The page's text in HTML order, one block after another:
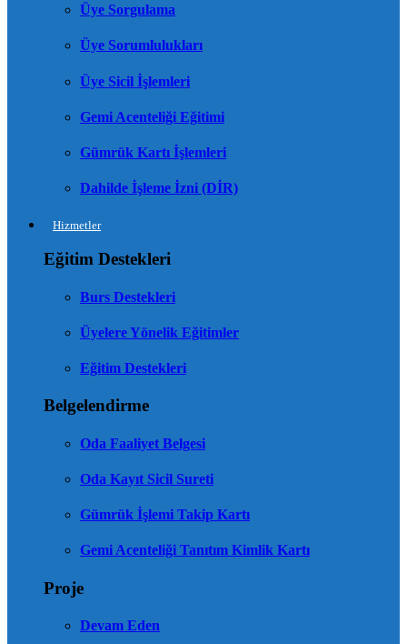
Üye Sorgulama
Üye Sorumlulukları
Üye Sicil İşlemleri
Gemi Acenteliği Eğitimi
Gümrük Kartı İşlemleri
Dahilde İşleme İzni (DİR)
Hizmetler
Eğitim Destekleri
Burs Destekleri
Üyelere Yönelik Eğitimler
Eğitim Destekleri
Belgelendirme
Oda Faaliyet Belgesi
Oda Kayıt Sicil Sureti
Gümrük İşlemi Takip Kartı
Gemi Acenteliği Tanıtım Kimlik Kartı
Proje
Devam Eden